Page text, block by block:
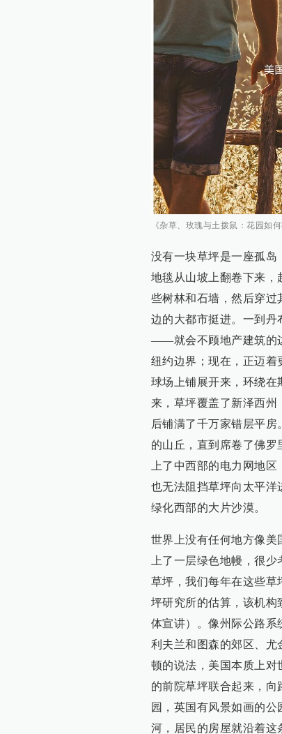
《杂草、玫瑰与土拨鼠：花园如
没有一块草坪是一座孤
地毯从山坡上翻卷下来，
些树林和石墙，然后穿
边的大都市挺进。一到
——就会不顾地产建筑的
纽约边界；现在，正迈着
球场上铺展开来，环绕
来，草坪覆盖了新泽西
后铺满了千万家错层平
的山丘，直到席卷了佛
上了中西部的电力网地
也无法阻挡草坪向太平
绿化西部的大片沙漠。
世界上没有任何地方像
上了一层绿色地幔，很
草坪，我们每年在这些
坪研究所的估算，该机
体宣讲）。像州际公路
利夫兰和图森的郊区、尤
顿的说法，美国本质上对
的前院草坪联合起来，
园，英国有风景如画的
河，居民的房屋就沿着这